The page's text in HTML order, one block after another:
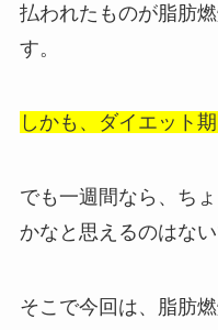
払われたものが脂肪
す。
しかも、ダイエット
でも一週間なら、ち
かなと思えるのはない
そこで今回は、脂肪